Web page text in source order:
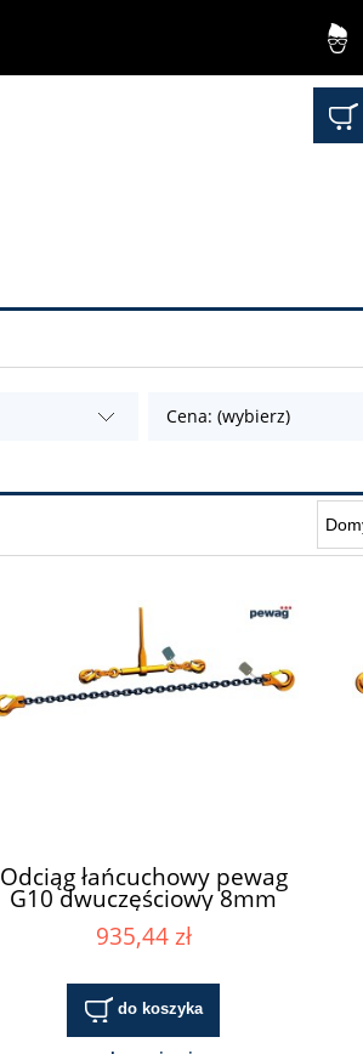
Cena: (wybierz)
Odciąg łańcuchowy pewag
G10 dwuczęściowy 8mm
PCP
935,44 zł
do koszyka